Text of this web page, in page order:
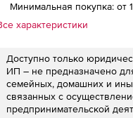
Минимальная покупка: от
характеристики
Доступно только
ИП – не предназначено
семейных, домашних и
связанных с
предпринимательской